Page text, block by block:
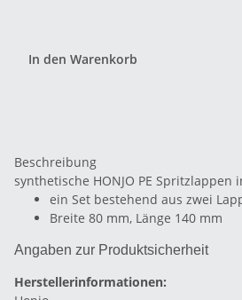
In den Warenkorb
Beschreibung
synthetische HONJO PE Spritzlappen
ein Set bestehend aus zwei
Breite 80 mm, Länge 140 mm
Angaben zur Produktsicherheit
Herstellerinformationen: